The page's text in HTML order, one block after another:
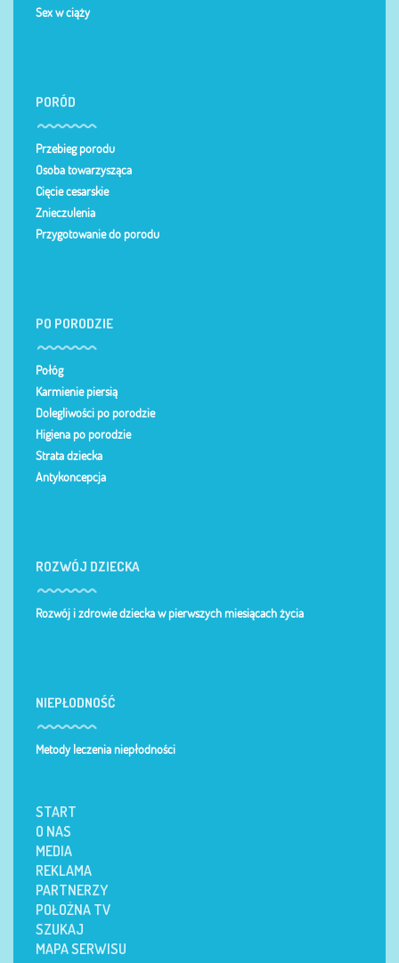
Sex w ciąży
PORÓD
Przebieg porodu
Osoba towarzysząca
Cięcie cesarskie
Znieczulenia
Przygotowanie do porodu
PO PORODZIE
Połóg
Karmienie piersią
Dolegliwości po porodzie
Higiena po porodzie
Strata dziecka
Antykoncepcja
ROZWÓJ DZIECKA
Rozwój i zdrowie dziecka w pierwszych miesiącach życia
NIEPŁODNOŚĆ
Metody leczenia niepłodności
START
O NAS
MEDIA
REKLAMA
PARTNERZY
POŁOŻNA TV
SZUKAJ
MAPA SERWISU